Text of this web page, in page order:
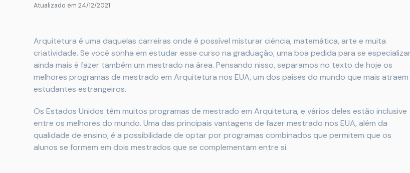
Atualizado em 24/12/2021
Arquitetura é uma daquelas carreiras onde é possível misturar ciência, matemática, arte e muita
criatividade. Se você sonha em estudar esse curso na graduação, uma boa pedida para se especializar
ainda mais é fazer também um mestrado na área. Pensando nisso, separamos no texto de hoje os
melhores programas de mestrado em Arquitetura nos EUA, um dos países do mundo que mais atraem
estudantes estrangeiros.​​
Os Estados Unidos têm muitos programas de mestrado em Arquitetura, e vários deles estão inclusive
entre os melhores do mundo. Uma das principais vantagens de fazer mestrado nos EUA, além da
qualidade de ensino, é a possibilidade de optar por programas combinados que permitem que os
alunos se formem em dois mestrados que se complementam entre si.